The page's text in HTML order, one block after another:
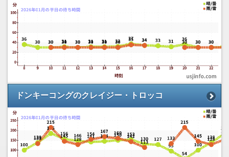
ドンキーコングのクレイジー・トロッコ